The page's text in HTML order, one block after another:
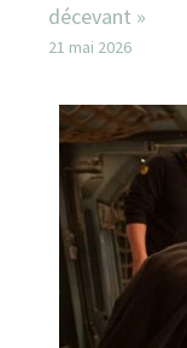
décevant »
21 mai 2026